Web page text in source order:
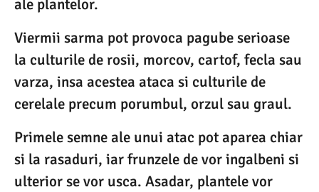
ale plantelor.
Viermii sarma pot provoca pagube serioase
la culturile de rosii, morcov, cartof, fecla sau
varza, insa acestea ataca si culturile de
cerelale precum porumbul, orzul sau graul.
Primele semne ale unui atac pot aparea chiar
si la rasaduri, iar frunzele de vor ingalbeni si
ulterior se vor usca. Asadar, plantele vor